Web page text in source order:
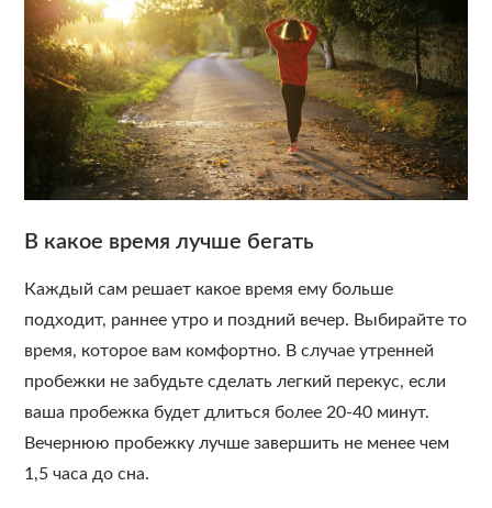
В какое время лучше бегать
Каждый сам решает какое время ему больше
подходит, раннее утро и поздний вечер. Выбирайте то
время, которое вам комфортно. В случае утренней
пробежки не забудьте сделать легкий перекус, если
ваша пробежка будет длиться более 20-40 минут.
Вечернюю пробежку лучше завершить не менее чем
1,5 часа до сна.